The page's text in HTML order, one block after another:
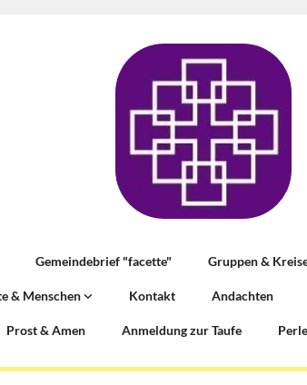
Gemeindebrief "facette" Gruppen &
& Menschen Kontakt Andachten
Prost & Amen Anmeldung zur Taufe